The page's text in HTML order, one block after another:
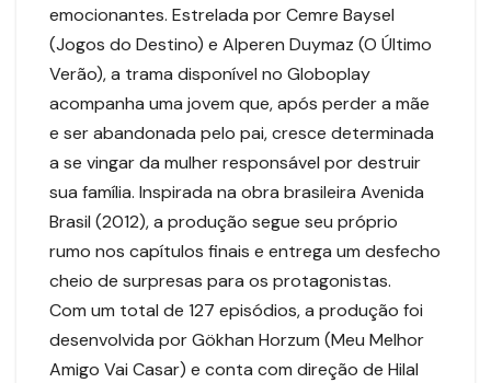
emocionantes. Estrelada por Cemre Baysel
(Jogos do Destino) e Alperen Duymaz (O Último
Verão), a trama disponível no Globoplay
acompanha uma jovem que, após perder a mãe
e ser abandonada pelo pai, cresce determinada
a se vingar da mulher responsável por destruir
sua família. Inspirada na obra brasileira Avenida
Brasil (2012), a produção segue seu próprio
rumo nos capítulos finais e entrega um desfecho
cheio de surpresas para os protagonistas.
Com um total de 127 episódios, a produção foi
desenvolvida por Gökhan Horzum (Meu Melhor
Amigo Vai Casar) e conta com direção de Hilal